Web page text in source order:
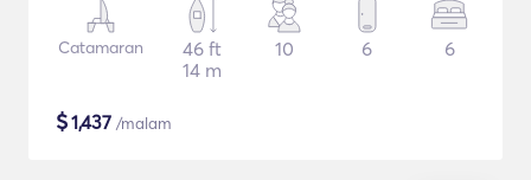
Catamaran
46 ft
14 m
10 6 6
$1,437 /malam